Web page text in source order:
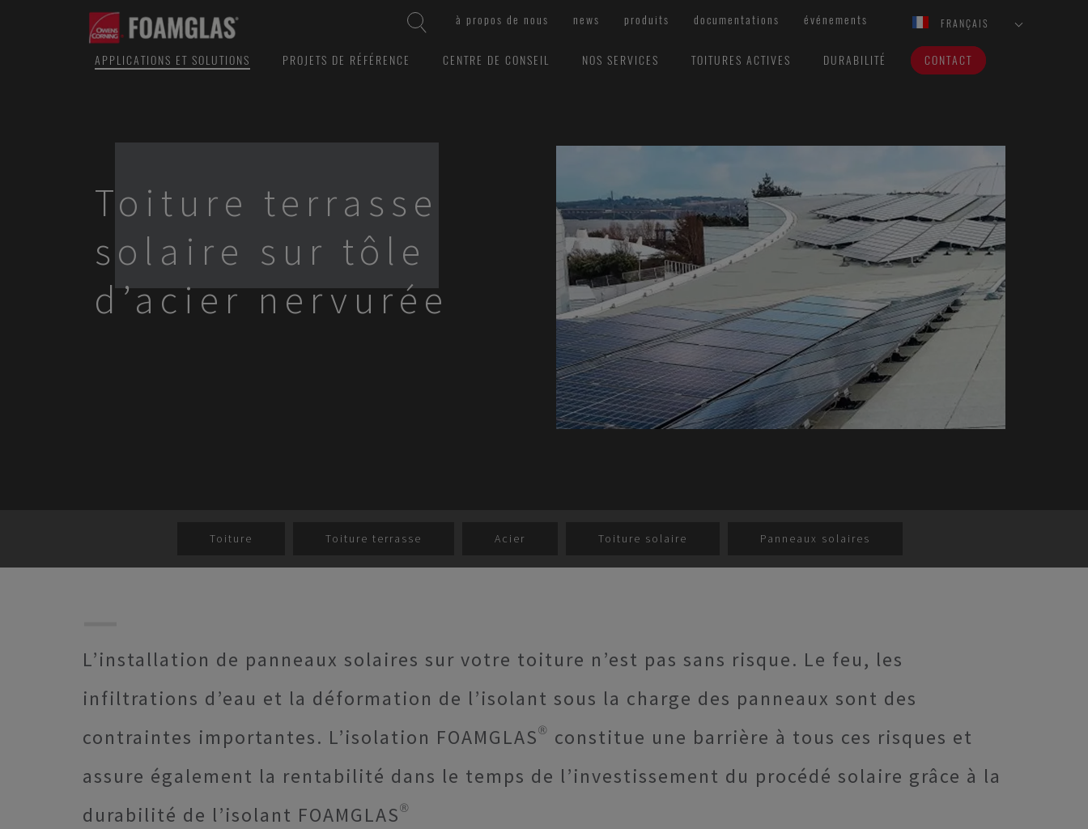
à propos de nous news produits documentations événements FRANÇAIS
APPLICATIONS ET SOLUTIONS PROJETS DE RÉFÉRENCE CENTRE DE CONSEIL NOS SERVICES TOITURES ACTIVES DURABILITÉ CONTACT
Toiture terrasse
solaire sur tôle
d’acier nervurée
Toiture Toiture terrasse Acier Toiture solaire Panneaux solaires
L’installation de panneaux solaires sur votre toiture n’est pas sans risque. Le feu, les
infiltrations d’eau et la déformation de l’isolant sous la charge des panneaux sont des
contraintes importantes. L’isolation FOAMGLAS® constitue une barrière à tous ces risques et
assure également la rentabilité dans le temps de l’investissement du procédé solaire grâce à la
durabilité de l’isolant FOAMGLAS®